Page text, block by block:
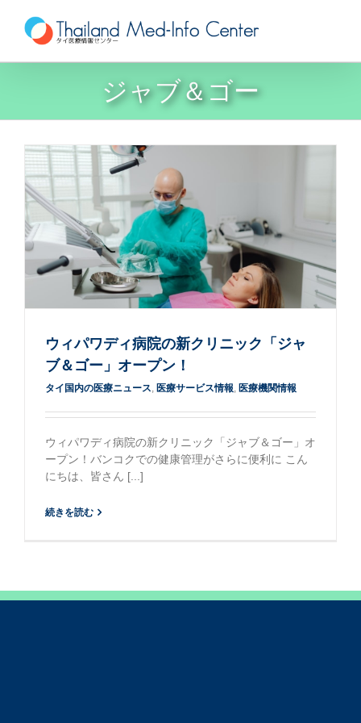
content
ジャブ＆ゴー
ウィパワディ病院の新クリニック「ジャ
ブ＆ゴー」オープン！
タイ国内の医療ニュース 医療サービス情報 医療機関情報
ウィパワディ病院の新クリニック「ジャブ＆ゴー」オ
ープン！バンコクでの健康管理がさらに便利に こん
にちは、皆さん [...]
続きを読む